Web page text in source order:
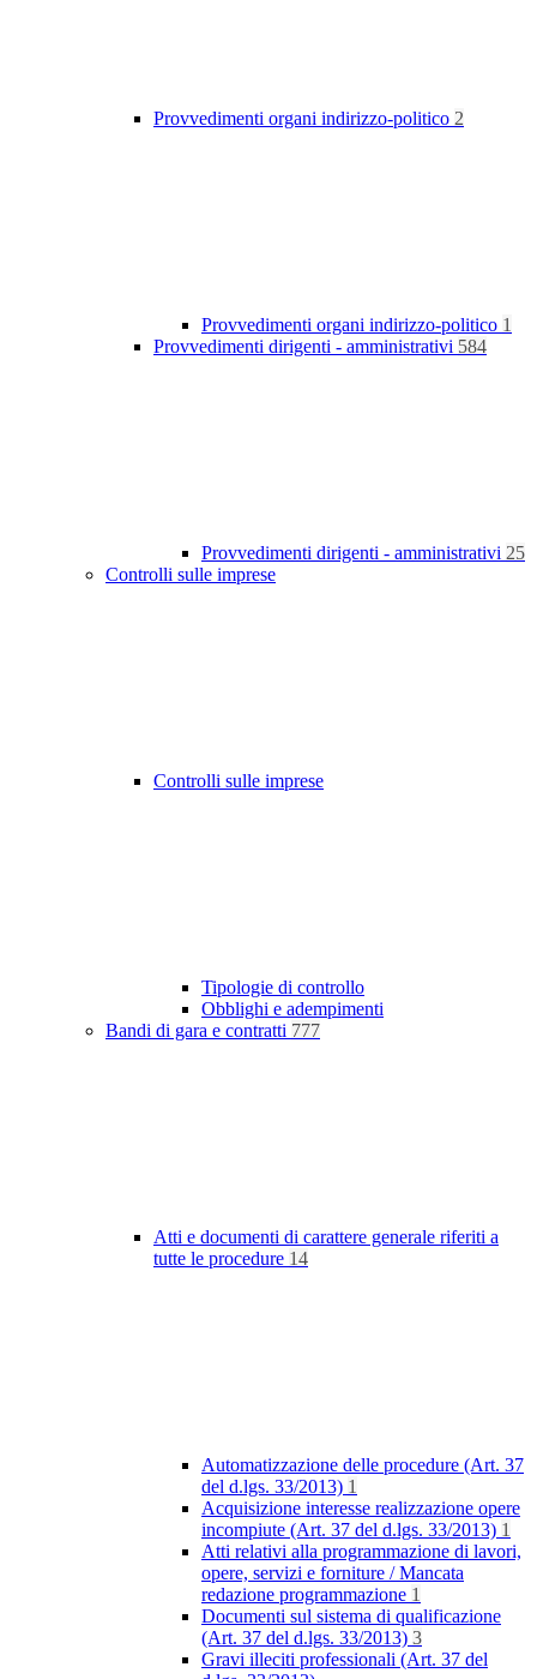
Provvedimenti organi indirizzo-politico 2
Provvedimenti organi indirizzo-politico 1
Provvedimenti dirigenti - amministrativi 584
Provvedimenti dirigenti - amministrativi 25
Controlli sulle imprese
Controlli sulle imprese
Tipologie di controllo
Obblighi e adempimenti
Bandi di gara e contratti 777
Atti e documenti di carattere generale riferiti a
tutte le procedure 14
Automatizzazione delle procedure (Art. 37
del d.lgs. 33/2013) 1
Acquisizione interesse realizzazione opere
incompiute (Art. 37 del d.lgs. 33/2013) 1
Atti relativi alla programmazione di lavori,
opere, servizi e forniture / Mancata
redazione programmazione 1
Documenti sul sistema di qualificazione
(Art. 37 del d.lgs. 33/2013) 3
Gravi illeciti professionali (Art. 37 del